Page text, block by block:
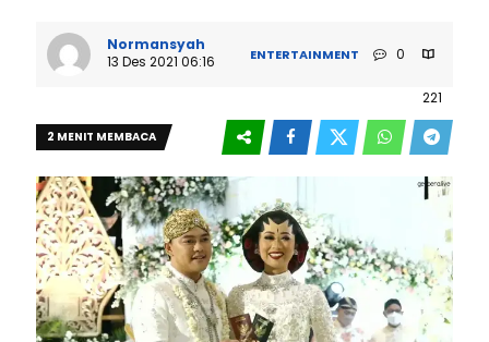
Normansyah
13 Des 2021 06:16
ENTERTAINMENT 0
221
2 MENIT MEMBACA